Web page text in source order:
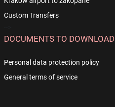
Custom Transfers
DOCUMENTS TO DOWNLOAD
Personal data protection policy
General terms of service